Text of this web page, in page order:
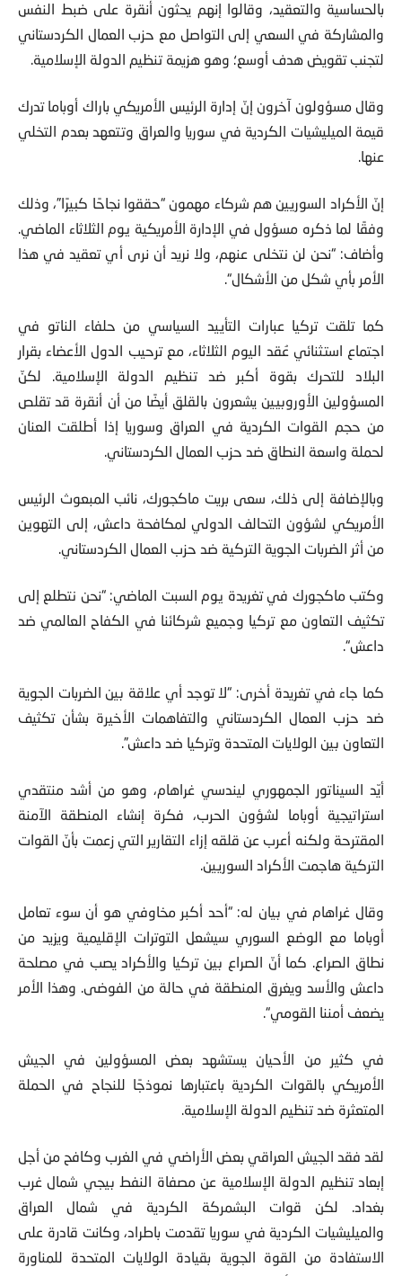
والمشاركة في السعي إلى التواصل مع حزب العمال الكردستاني
لتجنب تقويض هدف أوسع؛ وهو هزيمة تنظيم الدولة الإسلامية.
قيمة الميليشيات الكردية في سوريا والعراق وتتعهد بعدم التخلي
عنها.
وفقًا لما ذكره مسؤول في الإدارة الأمريكية يوم الثلاثاء الماضي.
وأضاف: “نحن لن نتخلى عنهم، ولا نريد أن نرى أي تعقيد في هذا
الأمر بأي شكل من الأشكال“.
اجتماع استثنائي عُقد اليوم الثلاثاء، مع ترحيب الدول الأعضاء بقرار
البلاد للتحرك بقوة أكبر ضد تنظيم الدولة الإسلامية. لكنّ
المسؤولين الأوروبيين يشعرون بالقلق أيضًا من أن أنقرة قد تقلص
من حجم القوات الكردية في العراق وسوريا إذا أطلقت العنان
لحملة واسعة النطاق ضد حزب العمال الكردستاني.
الأمريكي لشؤون التحالف الدولي لمكافحة داعش، إلى التهوين
من أثر الضربات الجوية التركية ضد حزب العمال الكردستاني.
تكثيف التعاون مع تركيا وجميع شركائنا في الكفاح العالمي ضد
داعش“.
ضد حزب العمال الكردستاني والتفاهمات الأخيرة بشأن تكثيف
التعاون بين الولايات المتحدة وتركيا ضد داعش”.
استراتيجية أوباما لشؤون الحرب، فكرة إنشاء المنطقة الآمنة
المقترحة ولكنه أعرب عن قلقه إزاء التقارير التي زعمت بأنّ القوات
التركية هاجمت الأكراد السوريين.
أوباما مع الوضع السوري سيشعل التوترات الإقليمية ويزيد من
نطاق الصراع. كما أنّ الصراع بين تركيا والأكراد يصب في مصلحة
داعش والأسد ويغرق المنطقة في حالة من الفوضى. وهذا الأمر
يضعف أمننا القومي“.
الأمريكي بالقوات الكردية باعتبارها نموذجًا للنجاح في الحملة
المتعثرة ضد تنظيم الدولة الإسلامية.
إبعاد تنظيم الدولة الإسلامية عن مصفاة النفط بيجي شمال غرب
بغداد. لكن قوات البشمركة الكردية في شمال العراق
والميليشيات الكردية في سوريا تقدمت باطراد، وكانت قادرة على
الاستفادة من القوة الجوية بقيادة الولايات المتحدة للمناورة
والاستيلاء على الأراضي.